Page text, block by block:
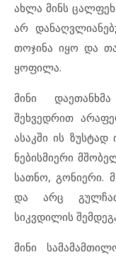
ახლა მინს
არ
თოჯინა იყო და
ყოფილა.
მინი
შეხვედრით
ასაკში ის
ნებისმიერი
სათნო, გონიერი.
და არც
სიკვდილის
მინი